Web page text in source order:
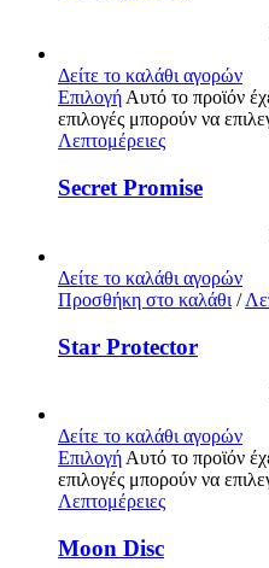
Δείτε το καλάθι αγορών
ΕπιλογήΑυτό το προϊόν
επιλογές μπορούν να
Λεπτομέρειες
Secret Promise
Δείτε το καλάθι αγορών
Προσθήκη στο καλάθι /
Star Protector
Δείτε το καλάθι αγορών
Επιλογή Αυτό το προϊόν
επιλογές μπορούν να
Λεπτομέρειες
Moon Disc